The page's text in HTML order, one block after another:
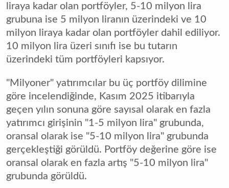
liraya kadar olan portföyler, 5-10 milyon lira
grubuna ise 5 milyon liranın üzerindeki ve 10
milyon liraya kadar olan portföyler dahil ediliyor.
10 milyon lira üzeri sınıfı ise bu tutarın
üzerindeki tüm portföyleri kapsıyor.
"Milyoner" yatırımcılar bu üç portföy dilimine
göre incelendiğinde, Kasım 2025 itibarıyla
geçen yılın sonuna göre sayısal olarak en fazla
yatırımcı girişinin "1-5 milyon lira" grubunda,
oransal olarak ise "5-10 milyon lira" grubunda
gerçekleştiği görüldü. Portföy değerine göre ise
oransal olarak en fazla artış "5-10 milyon lira"
grubunda görüldü.